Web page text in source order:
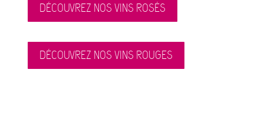
DÉCOUVREZ NOS VINS ROSÉS
DÉCOUVREZ NOS VINS ROUGES